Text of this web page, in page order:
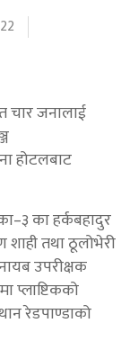
चार जनालाई
होटलबाट
का हर्कबहादुर
शाही तथा ठूलोभेरी
उपरीक्षक
प्लाष्टिकको
रेडपाण्डाको